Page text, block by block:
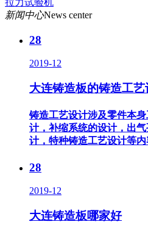
拉力试验机
新闻中心News center
28
2019-12
大连铸造板的铸造工艺
铸造工艺设计涉及零件本
计，补缩系统的设计，出
计，特种铸造工艺设计等内
28
2019-12
大连铸造板哪家好